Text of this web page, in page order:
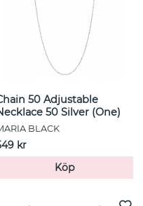
50 Adjustable
50 Silver (One)
BLACK
kr
Köp